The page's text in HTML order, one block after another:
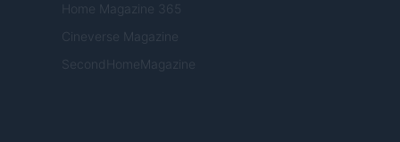
Home Magazine 365
Cineverse Magazine
SecondHomeMagazine